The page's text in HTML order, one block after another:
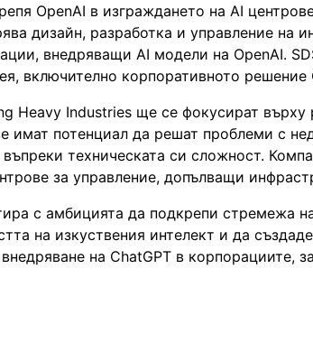
OpenAI в изграждането на AI
дизайн, разработка и управление на
внедряващи AI модели на OpenAI.
включително корпоративното решение
Heavy Industries ще се фокусират
имат потенциал да решат проблеми с
техническата си сложност.
за управление, допълващи
с амбицията да подкрепи стремежа
на изкуствения интелект и да
на ChatGPT в корпорациите,